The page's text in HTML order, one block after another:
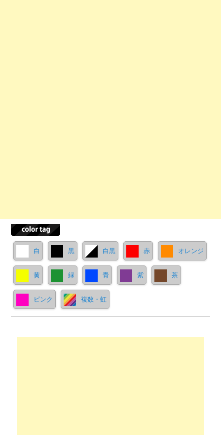
白 黒 白黒 赤 オレンジ
黄 緑 青 紫 茶
ピンク 複数・虹